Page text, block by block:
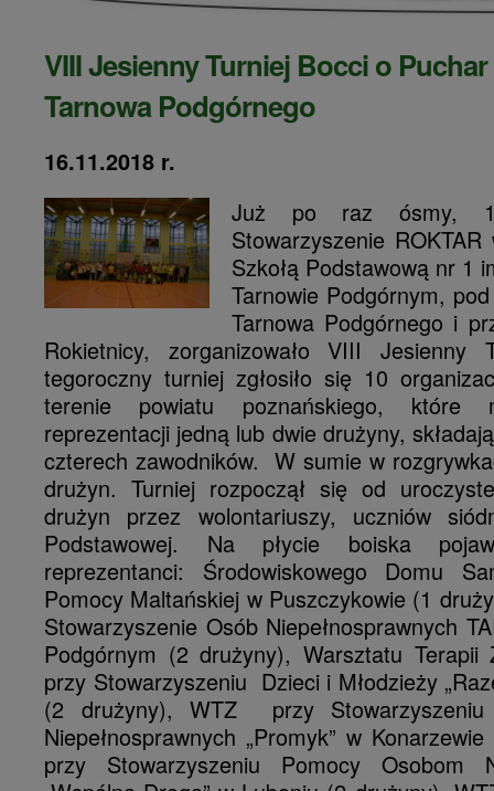
VIII Jesienny Turniej Bocci o
Tarnowa Podgórnego
16.11.2018 r.
Już po raz ósmy,
Stowarzyszenie
Szkołą Podstawową nr 1
Tarnowie Podgórnym,
Tarnowa Podgórnego i
Rokietnicy, zorganizowało VIII Jesienny
tegoroczny turniej zgłosiło się 10
terenie powiatu poznańskiego, które
reprezentacji jedną lub dwie drużyny,
czterech zawodników. W sumie w
drużyn. Turniej rozpoczął się od
drużyn przez wolontariuszy, uczniów
Podstawowej. Na płycie boiska
reprezentanci: Środowiskowego Domu
Pomocy Maltańskiej w Puszczykowie (1
Stowarzyszenie Osób Niepełnosprawnych
Podgórnym (2 drużyny), Warsztatu Terapii
przy Stowarzyszeniu Dzieci i Młodzieży
(2 drużyny), WTZ przy
Niepełnosprawnych „Promyk” w
przy Stowarzyszeniu Pomocy Osobom